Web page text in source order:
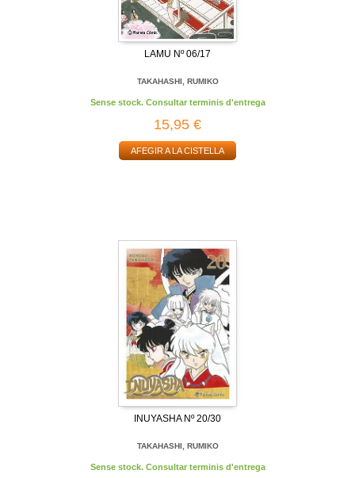
LAMU Nº 06/17
TAKAHASHI, RUMIKO
Sense stock. Consultar terminis d'entrega
15,95 €
AFEGIR A LA CISTELLA
INUYASHA Nº 20/30
TAKAHASHI, RUMIKO
Sense stock. Consultar terminis d'entrega